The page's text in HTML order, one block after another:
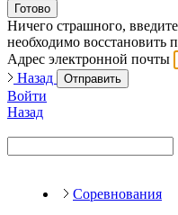
Готово
Ничего страшного,
необходимо восстановить
Адрес электронной почты
Назад
Отправить
Войти
Назад
Соревнования